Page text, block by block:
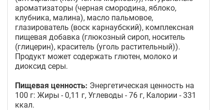
ароматизаторы (черная смородина, яблоко,
клубника, малина), масло пальмовое,
глазирователь (воск карнаубский), комплексная
пищевая добавка (глюкозный сироп, носитель
(глицерин), краситель (уголь растительный)).
Продукт может содержать глютен, молоко и
диоксид серы.
Пищевая ценность: Энергетическая ценность на
100 г: Жиры - 0,11 г, Углеводы - 76 г, Калории - 331
ккал.